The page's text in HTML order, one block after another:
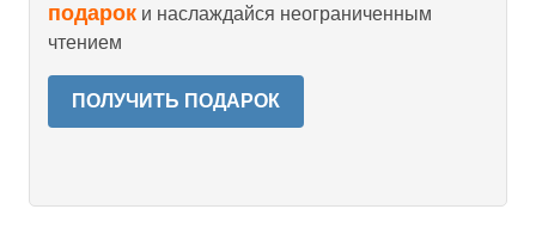
подарок и наслаждайся неограниченным
чтением
ПОЛУЧИТЬ ПОДАРОК